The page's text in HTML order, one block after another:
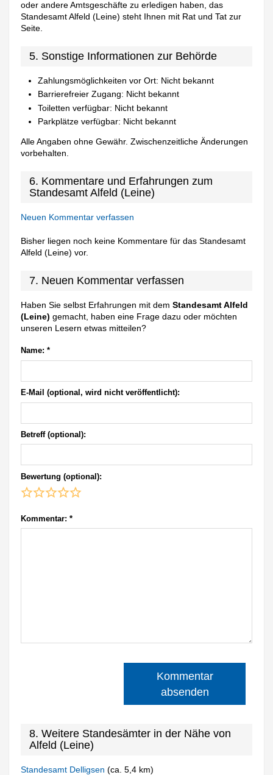
oder andere Amtsgeschäfte zu erledigen haben, das
Standesamt Alfeld (Leine) steht Ihnen mit Rat und Tat zur
Seite.
5. Sonstige Informationen zur Behörde
Zahlungsmöglichkeiten vor Ort: Nicht bekannt
Barrierefreier Zugang: Nicht bekannt
Toiletten verfügbar: Nicht bekannt
Parkplätze verfügbar: Nicht bekannt
Alle Angaben ohne Gewähr. Zwischenzeitliche Änderungen
vorbehalten.
6. Kommentare und Erfahrungen zum
Standesamt Alfeld (Leine)
Neuen Kommentar verfassen
Bisher liegen noch keine Kommentare für das Standesamt
Alfeld (Leine) vor.
7. Neuen Kommentar verfassen
Haben Sie selbst Erfahrungen mit demStandesamt Alfeld
(Leine) gemacht, haben eine Frage dazu oder möchten
unseren Lesern etwas mitteilen?
Name: *
E-Mail (optional, wird nicht veröffentlicht):
Betreff (optional):
Bewertung (optional):
Kommentar: *
Kommentar
absenden
8. Weitere Standesämter in der Nähe von
Alfeld (Leine)
Standesamt Delligsen(ca. 5,4 km)